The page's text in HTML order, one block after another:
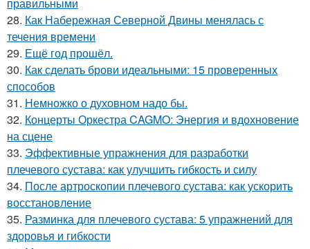
28. Как Набережная Северной Двины менялась с
течения времени
29. Ещё год прошёл.
30. Как сделать брови идеальными: 15 проверенных
способов
31. Немножко о духовном надо бы.
32. Концерты Оркестра CAGMO: Энергия и вдохновение
на сцене
33. Эффективные упражнения для разработки
плечевого сустава: как улучшить гибкость и силу
34. После артроскопии плечевого сустава: как ускорить
восстановление
35. Разминка для плечевого сустава: 5 упражнений для
здоровья и гибкости